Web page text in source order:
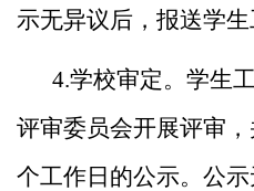
示无异议后，报送学生
4.学校审定。学生
评审委员会开展评审
个工作日的公示。公示